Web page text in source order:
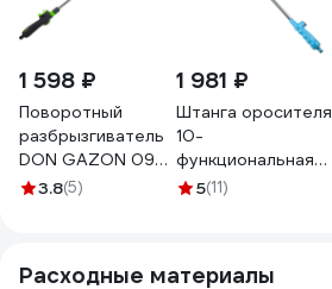
1 598 ₽
Поворотный
разбрызгиватель
DON GAZON 096-
6301 42308
3.8(5)
1 981 ₽
Штанга оросителя
10-
функциональная
Cellfast BASIC 52-
5(11)
Расходные материалы